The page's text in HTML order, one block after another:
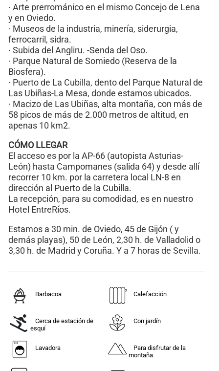
· Arte prerrománico en el mismo Concejo de Lena
y en Oviedo.
· Museos de la industria, minería, siderurgia,
ferrocarril, sidra.
· Subida del Angliru. -Senda del Oso.
· Parque Natural de Somiedo (Reserva de la
Biosfera).
· Puerto de La Cubilla, dento del Parque Natural de
Las Ubiñas-La Mesa, donde estamos ubicados.
· Macizo de Las Ubiñas, alta montaña, con más de
58 picos de más de 2.000 metros de altitud, en
apenas 10 km2.
CÓMO LLEGAR
El acceso es por la AP-66 (autopista Asturias-
León) hasta Campomanes (salida 64) y desde allí
recorrer 10 km. por la carretera local LN-8 en
dirección al Puerto de la Cubilla.
La recepción, para su comodidad, es en nuestro
Hotel EntreRíos.
Estamos a 30 min. de Oviedo, 45 de Gijón ( y
demás playas), 50 de León, 2,30 h. de Valladolid o
3,30 h. de Madrid y Coruña. Y a 7 horas de Sevilla.
Barbacoa Calefacción
Cerca de estación de
esquí
Con jardín
Lavadora
Para disfrutar de la
montaña